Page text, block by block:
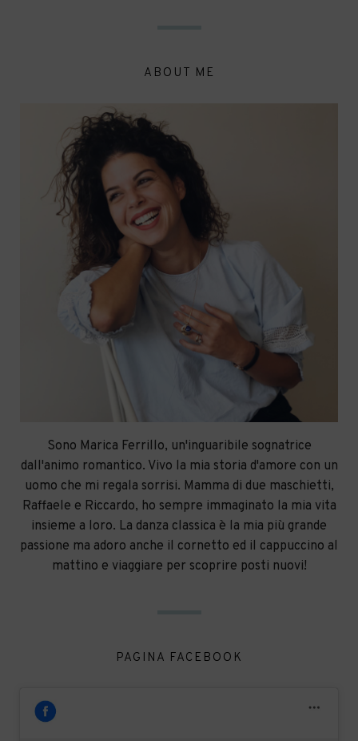
ABOUT ME
Sono Marica Ferrillo, un'inguaribile sognatrice
dall'animo romantico. Vivo la mia storia d'amore con un
uomo che mi regala sorrisi. Mamma di due maschietti,
Raffaele e Riccardo, ho sempre immaginato la mia vita
insieme a loro. La danza classica è la mia più grande
passione ma adoro anche il cornetto ed il cappuccino al
mattino e viaggiare per scoprire posti nuovi!
PAGINA FACEBOOK